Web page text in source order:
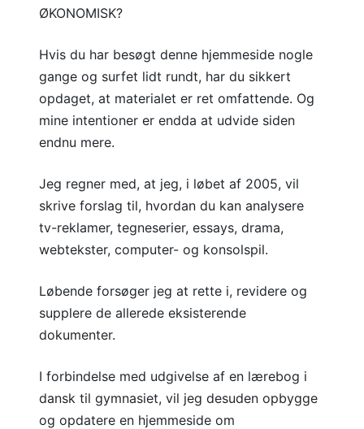
ØKONOMISK?
Hvis du har besøgt denne hjemmeside nogle
gange og surfet lidt rundt, har du sikkert
opdaget, at materialet er ret omfattende. Og
mine intentioner er endda at udvide siden
endnu mere.
Jeg regner med, at jeg, i løbet af 2005, vil
skrive forslag til, hvordan du kan analysere
tv-reklamer, tegneserier, essays, drama,
webtekster, computer- og konsolspil.
Løbende forsøger jeg at rette i, revidere og
supplere de allerede eksisterende
dokumenter.
I forbindelse med udgivelse af en lærebog i
dansk til gymnasiet, vil jeg desuden opbygge
og opdatere en hjemmeside om